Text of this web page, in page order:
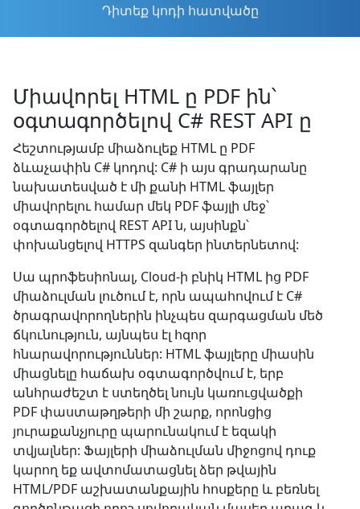
Դիտեք կոդի հատվածը
Միավորել HTML ը PDF ին՝
օգտագործելով C# REST API ը
Հեշտությամբ միաձուլեք HTML ը PDF
ձևաչափին C# կոդով: C# ի այս գրադարանը
նախատեսված է մի քանի HTML ֆայլեր
միավորելու համար մեկ PDF ֆայլի մեջ՝
օգտագործելով REST API ն, այսինքն՝
փոխանցելով HTTPS զանգեր ինտերնետով:
Սա պրոֆեսիոնալ, Cloud-ի բնիկ HTML ից PDF
միաձուլման լուծում է, որն ապահովում է C#
ծրագրավորողներին ինչպես զարգացման մեծ
ճկունություն, այնպես էլ հզոր
հնարավորություններ: HTML ֆայլերը միասին
միացնելը հաճախ օգտագործվում է, երբ
անհրաժեշտ է ստեղծել նույն կառուցվածքի
PDF փաստաթղթերի մի շարք, որոնցից
յուրաքանչյուրը պարունակում է եզակի
տվյալներ: Ֆայլերի միաձուլման միջոցով դուք
կարող եք ավտոմատացնել ձեր թվային
HTML/PDF աշխատանքային հոսքերը և բեռնել